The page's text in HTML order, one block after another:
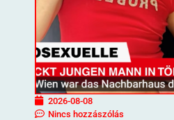
2026-08-08
Nincs hozzászólás